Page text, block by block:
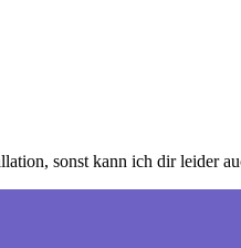
sonst kann ich dir leider